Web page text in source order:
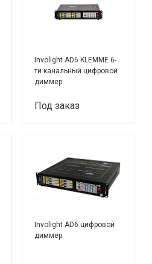
Involight AD6 KLEMME 6-
ти канальный цифровой
диммер
Под заказ
Involight AD6 цифровой
диммер